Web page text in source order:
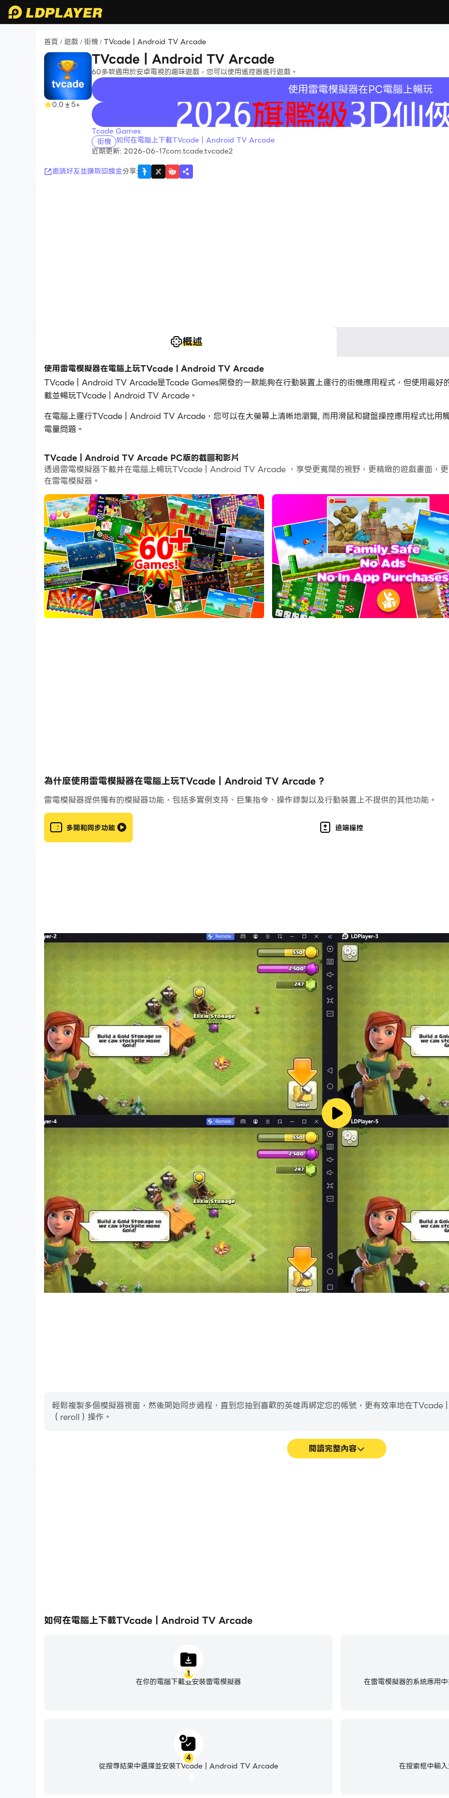
首頁 / 遊戲 / 街機 / TVcade | Android TV Arcade
0.0 5+
TVcade | Android TV Arcade
60多款適用於安卓電視的趣味遊戲，您可以使用遙控器進行遊戲。
使用雷電模擬器在PC電腦上暢玩
recommend
Tcade Games
街機 如何在電腦上下載TVcade | Android TV Arcade
近期更新: 2026-06-17com.tcade.tvcade2
邀請好友並賺取回饋金分享:
概述
使用雷電模擬器在電腦上玩TVcade | Android TV Arcade
TVcade | Android TV Arcade是Tcade Games開發的一款能夠在行動裝置上運行的街機應用程式，但使用最
載並暢玩TVcade | Android TV Arcade。
在電腦上運行TVcade | Android TV Arcade，您可以在大螢幕上清晰地瀏覽, 而用滑鼠和鍵盤操控應用程式比用
電量問題。
通過多開和同步功能，你甚至可以在PC上運行多個應用程式和帳戶。
而文件互傳功能讓分享圖像、影片和文件也變得非常容易。
下載TVcade | Android TV Arcade並在PC上運行。享受PC端的大螢幕和高畫質畫質吧!
One purchase gives you instant access to 60+ games — and all future games added.
Whether you enjoy arcade games, shooters, or matching games, TVcade has something for
right there on your Android TV — no controllers required, no subscriptions, no surprises.
One simple purchase. Over 60 games. Endless fun for the whole family.
Important: TVcade requires a 60hz display to run smoothly. Please make sure Android TV is running
TVcade | Android TV Arcade PC版的截圖和影片
透過雷電模擬器下載并在電腦上暢玩TVcade | Android TV Arcade ，享受更寬闊的視野，更精緻的遊戲畫面，
在雷電模擬器。
為什麼使用雷電模擬器在電腦上玩TVcade | Android TV Arcade ?
雷電模擬器提供獨有的模擬器功能，包括多實例支持、巨集指令、操作錄製以及行動裝置上不提供的其他功能。
多開和同步功能 遠端操控
輕鬆複製多個模擬器視窗，然後開始同步過程，直到您抽到喜歡的英雄再綁定您的帳號，更有效率地在
（reroll）操作。
閱讀完整內容
如何在電腦上下載TVcade | Android TV Arcade
1
在你的電腦下載並安裝雷電模擬器 在雷電模擬器的系統應用
在搜索框中輸
4
從搜尋結果中選擇並安裝TVcade | Android TV Arcade